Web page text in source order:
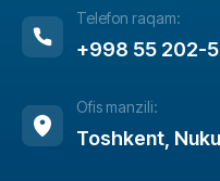
Telefon raqam:
+998 55 202-
Ofis manzili:
Toshkent,